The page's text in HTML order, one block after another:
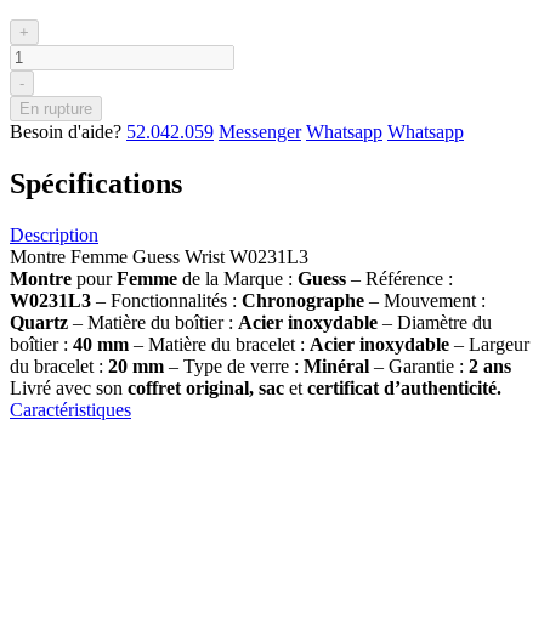
+
-
En rupture
Besoin d'aide? 52.042.059 Messenger Whatsapp Whatsapp
Spécifications
Description
Montre Femme Guess Wrist W0231L3
Montre pourFemme de la Marque : Guess – Référence :
W0231L3 – Fonctionnalités : Chronographe – Mouvement :
Quartz – Matière du boîtier : Acier inoxydable – Diamètre du
boîtier : 40 mm – Matière du bracelet : Acier inoxydable – Largeur
du bracelet : 20 mm – Type de verre : Minéral – Garantie : 2 ans
Livré avec son coffret original, sac et certificat d’authenticité.
Caractéristiques